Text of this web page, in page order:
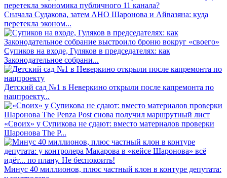
Сначала Судакова, затем АНО Шаронова и Айвазяна: куда
перетекла эконом...
Супиков на входе, Гуляков в председателях: как
Законодательное собрани...
Детский сад №1 в Неверкино открыли после капремонта по
нацпроекту...
«Своих» у Супикова не сдают: вместо материалов проверки
Шаронова The P...
Минус 40 миллионов, плюс частный клон в контуре депутата: